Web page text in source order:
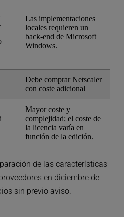
Las implementaciones
locales requieren un
back-end de Microsoft
Windows.
Debe comprar Netscaler
con coste adicional
Mayor coste y
complejidad; el coste de
la licencia varía en
función de la edición.
de las características
en diciembre de
sin previo aviso.